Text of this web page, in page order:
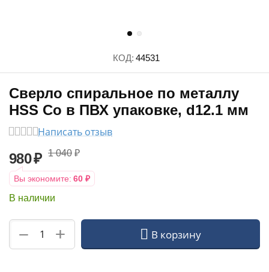
КОД: 44531
Сверло спиральное по металлу
HSS Co в ПВХ упаковке, d12.1 мм
Написать отзыв
980₽ 1 040 ₽
Вы экономите: 60 ₽
В наличии
+
− В корзину